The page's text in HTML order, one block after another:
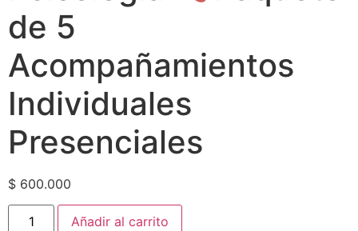
de 5
Acompañamientos
Individuales
Presenciales
$ 600.000
Añadir al carrito